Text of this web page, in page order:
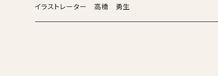
イラストレーター 高橋 勇生